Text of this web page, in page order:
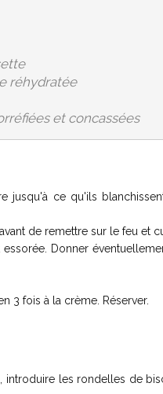
réhydratée
et concassées
jusqu'à ce qu'ils
de remettre sur le feu et
Donner
3 fois à la crème. Réserver.
les rondelles de